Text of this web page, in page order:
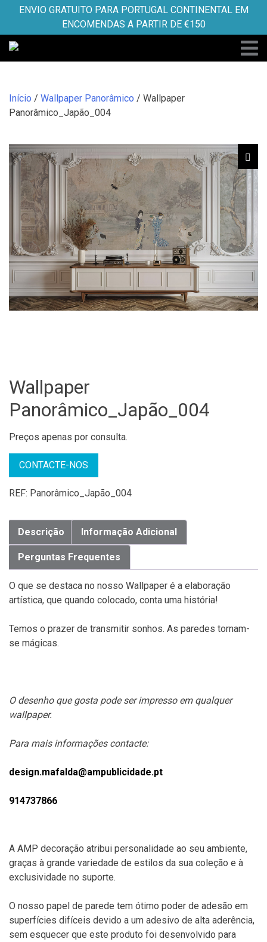
content
ENVIO GRATUITO PARA PORTUGAL CONTINENTAL EM
ENCOMENDAS A PARTIR DE €150
Início / Wallpaper Panorâmico / Wallpaper
Panorâmico_Japão_004
Wallpaper
Panorâmico_Japão_004
Preços apenas por consulta.
CONTACTE-NOS
REF: Panorâmico_Japão_004
Descrição Informação Adicional
Perguntas Frequentes
O que se destaca no nosso Wallpaper é a elaboração
artística, que quando colocado, conta uma história!
Temos o prazer de transmitir sonhos. As paredes tornam-
se mágicas.
O desenho que gosta pode ser impresso em qualquer
wallpaper.
Para mais informações contacte:
design.mafalda@ampublicidade.pt
914737866
A AMP decoração atribui personalidade ao seu ambiente,
graças à grande variedade de estilos da sua coleção e à
exclusividade no suporte.
O nosso papel de parede tem ótimo poder de adesão em
superfícies difíceis devido a um adesivo de alta aderência,
sem esquecer que este produto foi desenvolvido para